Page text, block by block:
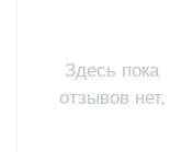
Здесь пока
отзывов нет,